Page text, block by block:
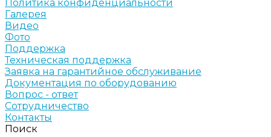
Политика конфиденциальности
Галерея
Видео
Фото
Поддержка
Техническая поддержка
Заявка на гарантийное обслуживание
Документация по оборудованию
Вопрос - ответ
Сотрудничество
Контакты
Поиск